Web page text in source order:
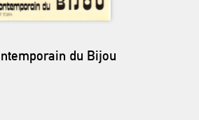
du Bijou